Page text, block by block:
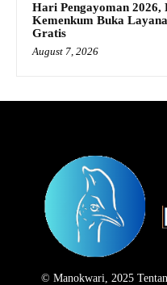
Hari Pengayoman 2026,
Kemenkum Buka
Gratis
August 7, 2026
© Manokwari, 2025